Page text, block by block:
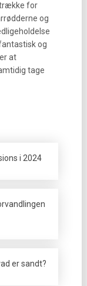
trække for
og
og
at
tage
i 2024
er sandt?